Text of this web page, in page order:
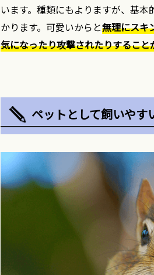
います。種類にもよりますが、基
かります。可愛いからと無理にスキ
気になったり攻撃されたりすること
ペットとして飼いやす